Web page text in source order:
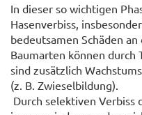
In dieser so wichtigen
Hasenverbiss,
bedeutsamen Schäden
Baumarten können durch
sind zusätzlich
(z. B. Zwieselbildung).
Durch selektiven Verbiss